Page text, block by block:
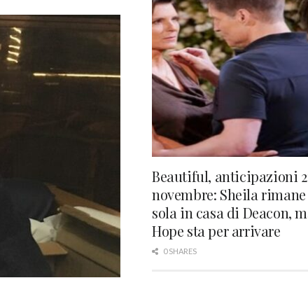
Beautiful, anticipazioni
novembre: Sheila rimane
sola in casa di Deacon,
Hope sta per arrivare
0 SHARES